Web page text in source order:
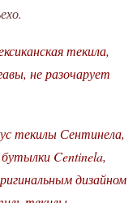
текила,
не разочарует
текилы Сентинела,
Centinela,
дизайном